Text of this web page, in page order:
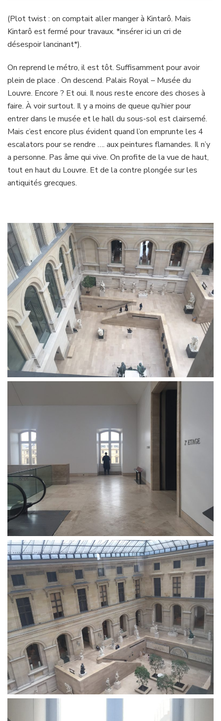
(Plot twist : on comptait aller manger à Kintarô. Mais
Kintarô est fermé pour travaux. *insérer ici un cri de
désespoir lancinant*).
On reprend le métro, il est tôt. Suffisamment pour avoir
plein de place . On descend. Palais Royal – Musée du
Louvre. Encore ? Et oui. Il nous reste encore des choses à
faire. À voir surtout. Il y a moins de queue qu’hier pour
entrer dans le musée et le hall du sous-sol est clairsemé.
Mais c’est encore plus évident quand l’on emprunte les 4
escalators pour se rendre …. aux peintures flamandes. Il n’y
a personne. Pas âme qui vive. On profite de la vue de haut,
tout en haut du Louvre. Et de la contre plongée sur les
antiquités grecques.